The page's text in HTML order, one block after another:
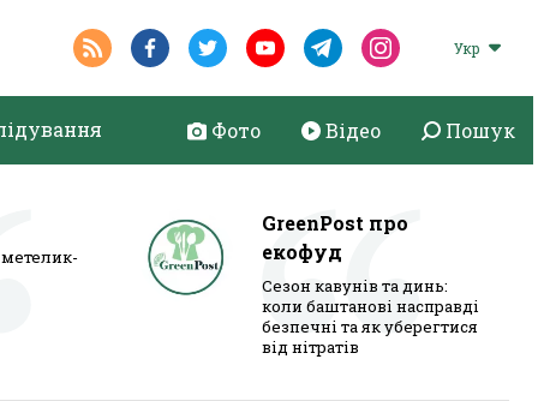
Укр
Фото Відео Пошук
GreenPost про
екофуд
Сезон кавунів та динь:
коли баштанові насправді
безпечні та як уберегтися
від нітратів